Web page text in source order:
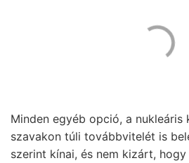
Minden egyéb opció, a nukleáris
szavakon túli továbbvitelét is
szerint kínai, és nem kizárt,